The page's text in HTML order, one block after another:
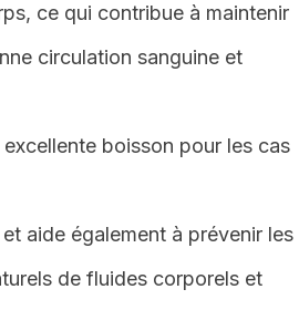
ce qui contribue à maintenir
circulation sanguine et
boisson pour les cas
aide également à prévenir les
de fluides corporels et